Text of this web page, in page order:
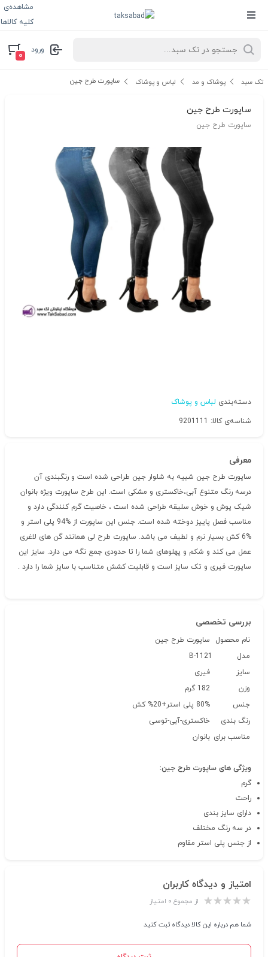
مشاهده‌ی
کلیه کالاها
ورود
۰
تک سبد پوشاک و مد لباس و پوشاک ساپورت طرح جین
ساپورت طرح جین
ساپورت طرح جین
دسته‌بندی لباس و پوشاک
شناسه‌ی کالا: 9201111
معرفی
ساپورت طرح جین شبیه به شلوار جین طراحی شده است و رنگبندی آن
درسه رنگ متنوع آبی،خاکستری و مشکی است. این طرح ساپورت ویژه بانوان
شیک پوش و خوش سلیقه طراحی شده است ، خاصیت گرم کنندگی دارد و
مناسب فصل پاییز دوخته شده است. جنس این ساپورت از %94 پلی استر و
%6 کش بسیار نرم و لطیف می باشد. ساپورت طرح لی همانند گن های لاغری
عمل می کند و شکم و پهلوهای شما را تا حدودی جمع نگه می دارد. سایز این
ساپورت فیری و تک سایز است و قابلیت کشش متناسب با سایز شما را دارد .
بررسی تخصصی
نام محصول
ساپورت طرح جین
مدل
B-1121
سایز
فیری
وزن
جنس
رنگ بندی
خاکستری-آبی-توسی
مناسب برای بانوان
ویژگی های ساپورت طرح جین:
گرم
راحت
دارای سایز بندی
در سه رنگ مختلف
از جنس پلی استر مقاوم
امتیاز و دیدگاه کاربران
از مجموع ۰ امتیاز
شما هم درباره این کالا دیدگاه ثبت کنید